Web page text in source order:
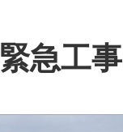
急工事